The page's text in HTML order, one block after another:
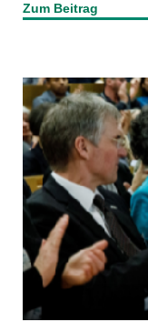
Zum Beitrag